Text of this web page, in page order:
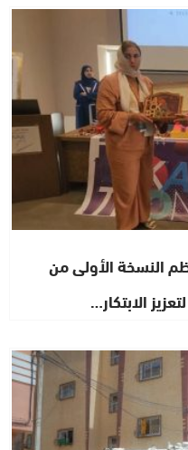
النسخة الأولى من